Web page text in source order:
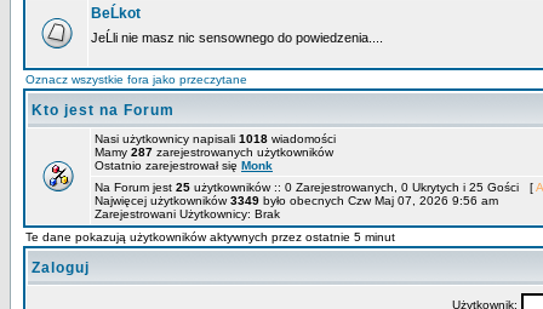
BeĹkot
JeĹli nie masz nic sensownego do powiedzenia....
Oznacz wszystkie fora jako przeczytane
Kto jest na Forum
Nasi użytkownicy napisali 1018 wiadomości
Mamy 287 zarejestrowanych użytkowników
Ostatnio zarejestrował się Monk
Na Forum jest 25 użytkowników :: 0 Zarejestrowanych, 0 Ukrytych i 25 Gości [
Najwięcej użytkowników3349 było obecnych Czw Maj 07, 2026 9:56 am
Zarejestrowani Użytkownicy: Brak
Te dane pokazują użytkowników aktywnych przez ostatnie 5 minut
Zaloguj
Użytkownik: